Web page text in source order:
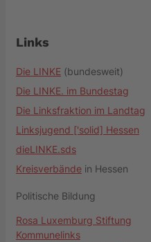
Links
Die LINKE (bundesweit)
Die LINKE. im Bundestag
Die Linksfraktion im Landtag
Linksjugend ['solid] Hessen
dieLINKE.sds
Kreisverbände in Hessen
Politische Bildung
Rosa Luxemburg Stiftung
Kommunelinks